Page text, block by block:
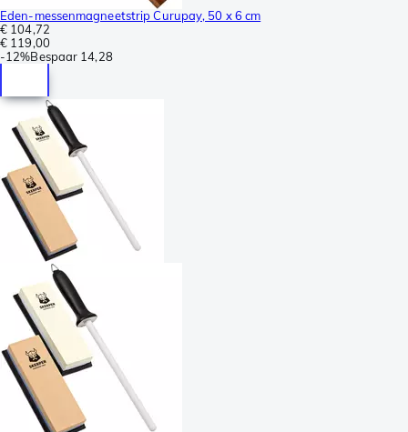
Eden-messenmagneetstrip Curupay, 50 x 6 cm
€ 104,72
€ 119,00
-12%Bespaar 14,28